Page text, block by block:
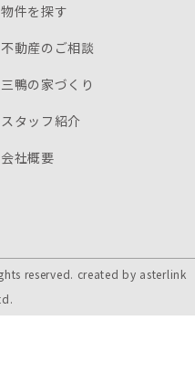
物件を探す
不動産のご相談
三鴨の家づくり
スタッフ紹介
会社概要
reserved. created by asterlink